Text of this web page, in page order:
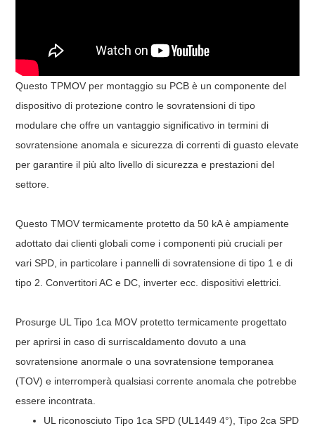
Questo TPMOV per montaggio su PCB è un componente del
dispositivo di protezione contro le sovratensioni di tipo
modulare che offre un vantaggio significativo in termini di
sovratensione anomala e sicurezza di correnti di guasto elevate
per garantire il più alto livello di sicurezza e prestazioni del
settore.
Questo TMOV termicamente protetto da 50 kA è ampiamente
adottato dai clienti globali come i componenti più cruciali per
vari SPD, in particolare i pannelli di sovratensione di tipo 1 e di
tipo 2. Convertitori AC e DC, inverter ecc. dispositivi elettrici.
Prosurge UL Tipo 1ca MOV protetto termicamente progettato
per aprirsi in caso di surriscaldamento dovuto a una
sovratensione anormale o una sovratensione temporanea
(TOV) e interromperà qualsiasi corrente anomala che potrebbe
essere incontrata.
UL riconosciuto Tipo 1ca SPD (UL1449 4°), Tipo 2ca SPD